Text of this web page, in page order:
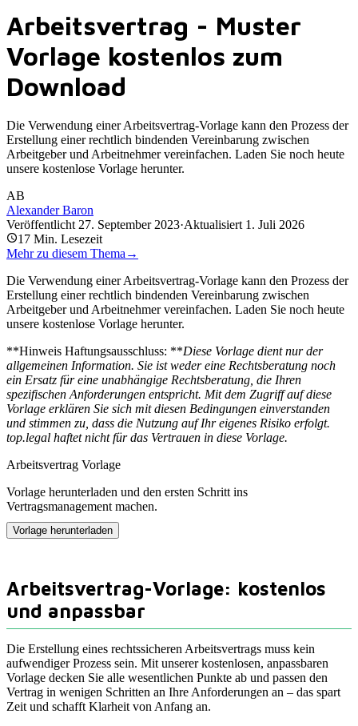
Arbeitsvertrag - Muster
Vorlage kostenlos zum
Download
Die Verwendung einer Arbeitsvertrag-Vorlage kann den Prozess der
Erstellung einer rechtlich bindenden Vereinbarung zwischen
Arbeitgeber und Arbeitnehmer vereinfachen. Laden Sie noch heute
unsere kostenlose Vorlage herunter.
AB
Alexander Baron
Veröffentlicht 27. September 2023·Aktualisiert 1. Juli 2026
17 Min. Lesezeit
Mehr zu diesem Thema →
Die Verwendung einer Arbeitsvertrag-Vorlage kann den Prozess der
Erstellung einer rechtlich bindenden Vereinbarung zwischen
Arbeitgeber und Arbeitnehmer vereinfachen. Laden Sie noch heute
unsere kostenlose Vorlage herunter.
**Hinweis Haftungsausschluss: **Diese Vorlage dient nur der
allgemeinen Information. Sie ist weder eine Rechtsberatung noch
ein Ersatz für eine unabhängige Rechtsberatung, die Ihren
spezifischen Anforderungen entspricht. Mit dem Zugriff auf diese
Vorlage erklären Sie sich mit diesen Bedingungen einverstanden
und stimmen zu, dass die Nutzung auf Ihr eigenes Risiko erfolgt.
top.legal haftet nicht für das Vertrauen in diese Vorlage.
Arbeitsvertrag Vorlage
Vorlage herunterladen und den ersten Schritt ins
Vertragsmanagement machen.
Vorlage herunterladen
Arbeitsvertrag-Vorlage: kostenlos
und anpassbar
Die Erstellung eines rechtssicheren Arbeitsvertrags muss kein
aufwendiger Prozess sein. Mit unserer kostenlosen, anpassbaren
Vorlage decken Sie alle wesentlichen Punkte ab und passen den
Vertrag in wenigen Schritten an Ihre Anforderungen an – das spart
Zeit und schafft Klarheit von Anfang an.